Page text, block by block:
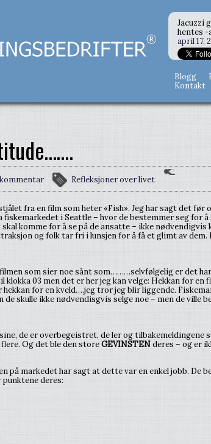
Jacuzzi
hentes -
april 17,
Blogg
Kontakt
Refleksjoner over livet
fra en film som heter «Fish». Jeg har sagt det før
fiskemarkedet i Seattle – hvor de bestemmer seg for
komme for å se på de ansatte – ikke
og folk tar fri i lunsjen for å få et glimt av
som sier noe sånt som………selvfølgelig er det
03 men det er her jeg kan velge: Hekkan for en
hekkan for en kveld….jeg tror jeg blir liggende.
skulle ikke nødvendisgvis selge noe – men de ville
de er overbegeistret, de ler og tilbakemeldingene
Og det ble den storeGEVINSTENderes – og er
på markedet har sagt at dette var en enkel jobb. De
deres: